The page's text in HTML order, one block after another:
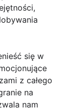
się w
z całego
na
nam